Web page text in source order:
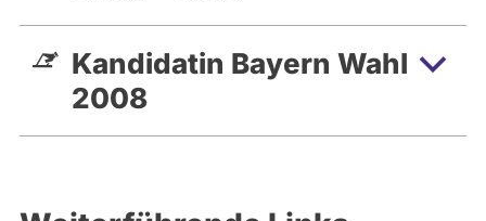
Kandidatin Bayern Wahl
2008